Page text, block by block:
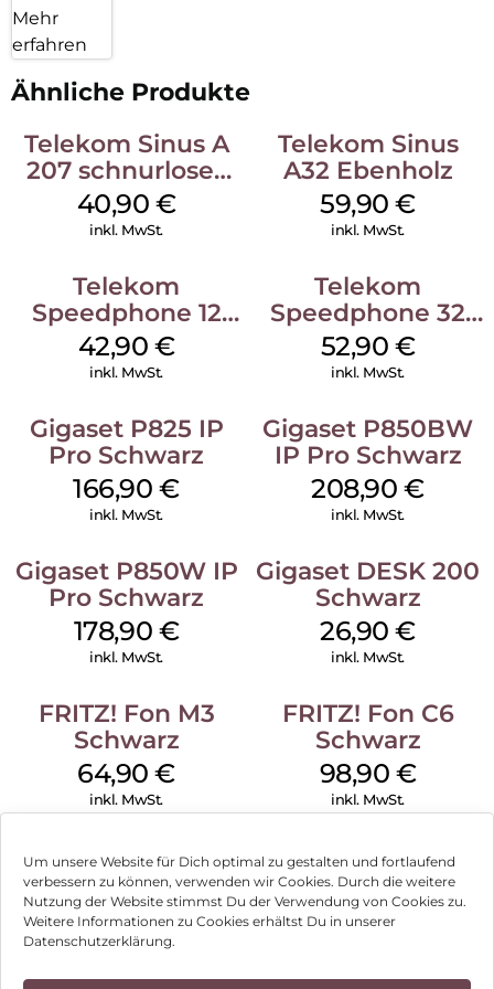
Um unsere Website für Dich optimal zu gestalten und fortlaufend
verbessern zu können, verwenden wir Cookies. Durch die weitere
Nutzung der Website stimmst Du der Verwendung von Cookies zu.
Weitere Informationen zu Cookies erhältst Du in unserer
Datenschutzerklärung.
Alle FRITZ!Box-Modelle mit integrierter DECT-Basisstation –
egal ob für DSL, Glasfaser, Kabel oder LTE – sind ideal für das
FRITZ!Fon X6 geeignet. Die FRITZ!Box stellt sämtliche
Datendienste und Komfortfunktionen für das FRITZ!Fon zur
Verfügung. Einstellungen können bequem über die
FRITZ!Box-Benutzeroberfläche vorgenommen werden. Alle
Sprach-, Audio- und Steuerdaten werden über den DECT-
Funk sicher verschlüsselt übertragen. Bei aktiviertem DECT
Eco Mode schalten die FRITZ!Box und die Handgeräte den
DECT-Funk im Standy-by-Betrieb vollständig ab.
Mehr
erfahren
Ähnliche Produkte
Telekom Sinus A
207 schnurloses
analog Telefon
Schwarz
40,90 €
inkl. MwSt.
Telekom Sinus
A32 Ebenholz
59,90€
inkl. MwSt.
Telekom
Speedphone 12
Schwarz
42,90 €
inkl. MwSt.
Telekom
Speedphone 32
Ebenholz
52,90 €
inkl. MwSt.
Gigaset P825 IP
Pro Schwarz
166,90€
inkl. MwSt.
Gigaset P850BW
IP Pro Schwarz
208,90€
inkl. MwSt.
Gigaset P850W IP
Pro Schwarz
178,90 €
inkl. MwSt.
Gigaset DESK 200
Schwarz
26,90€
inkl. MwSt.
FRITZ! Fon M3
Schwarz
64,90€
inkl. MwSt.
FRITZ! Fon C6
Schwarz
98,90 €
inkl. MwSt.
Impressum